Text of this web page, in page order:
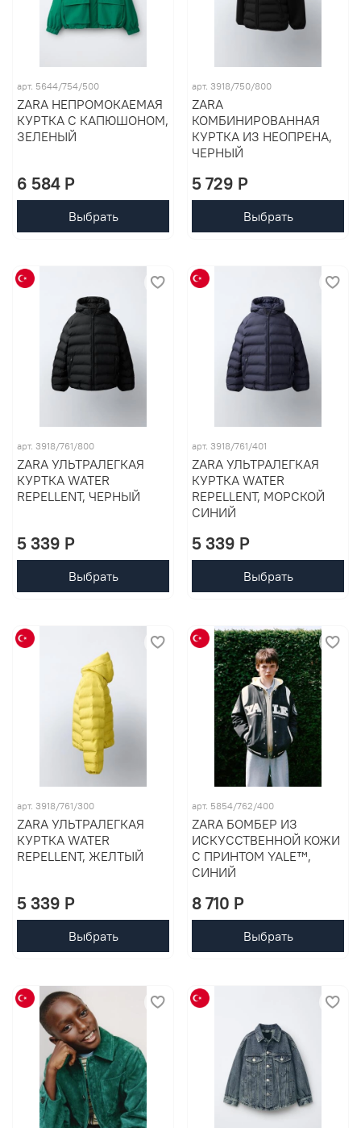
арт. 5644/754/500
ZARA НЕПРОМОКАЕМАЯ
КУРТКА С КАПЮШОНОМ,
ЗЕЛЕНЫЙ
6 584 P
Выбрать
арт. 3918/750/800
ZARA
КОМБИНИРОВАННАЯ
КУРТКА ИЗ НЕОПРЕНА,
ЧЕРНЫЙ
5 729 P
Выбрать
арт. 3918/761/800
ZARA УЛЬТРАЛЕГКАЯ
КУРТКА WATER
REPELLENT, ЧЕРНЫЙ
5 339 P
Выбрать
арт. 3918/761/401
ZARA УЛЬТРАЛЕГКАЯ
КУРТКА WATER
REPELLENT, МОРСКОЙ
СИНИЙ
5 339 P
Выбрать
арт. 3918/761/300
ZARA УЛЬТРАЛЕГКАЯ
КУРТКА WATER
REPELLENT, ЖЕЛТЫЙ
5 339 P
Выбрать
арт. 5854/762/400
ZARA БОМБЕР ИЗ
ИСКУССТВЕННОЙ КОЖИ
С ПРИНТОМ YALE™,
СИНИЙ
8 710 P
Выбрать